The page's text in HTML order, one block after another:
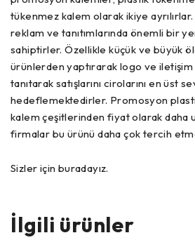
tükenmez kalem olarak ikiye
reklam ve tanıtımlarında önemli bir
sahiptirler. Özellikle küçük ve büyük
ürünlerden yaptırarak logo ve
tanıtarak satışlarını cirolarını en üst
hedeflemektedirler. Promosyon
kalem çeşitlerinden fiyat olarak daha
firmalar bu ürünü daha çok tercih
Sizler için buradayız.
İlgili ürünler